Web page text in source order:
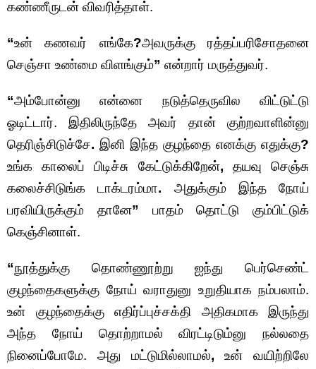
கண்ணீருடன் விவரித்தாள்.
“உன் கணவர் எங்கே?அவருக்கு ரத்தப்பரிசோதனை
செஞ்சா உண்மை விளங்கும்” என்றார் மருத்துவர்.
“அம்போன்னு என்னை நடுத்தெருவில விட்டுட்டு
ஓடிட்டார். இதிலிருந்தே அவர் தான் குற்றவாளின்னு
தெரிஞ்சிடுச்சே. இனி இந்த குழந்தை எனக்கு எதுக்கு?
உங்க காலைப் பிடிச்சு கேட்டுக்கிறேன், தயவு செஞ்சு
கலைச்சிடுங்க டாக்டரம்மா. அதுக்கும் இந்த நோய்
பரவியிருக்கும் தானே” பாதம் தொட்டு கும்பிட்டுக்
கெஞ்சினாள்.
“நூத்துக்கு தொண்ணூற்று ஐந்து பெர்செண்ட்
குழந்தைகளுக்கு நோய் வராதுனு உறுதியாக நம்பலாம்.
உன் குழந்தைக்கு எதிர்ப்புச்சக்தி அதிகமாக இருந்து
அந்த நோய் தொற்றாமல் விரட்டிடும்னு நல்லதை
நினைப்போமே. அது மட்டுமில்லாமல்,உன் வயிற்றிலே